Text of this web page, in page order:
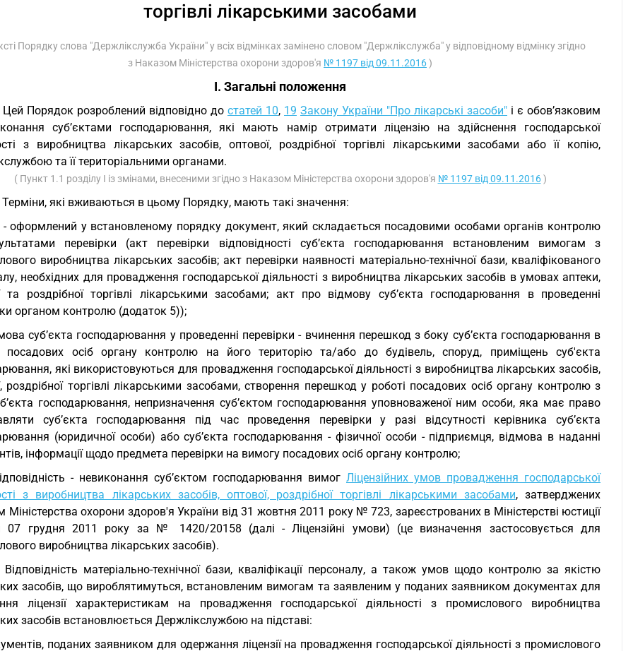
торгівлі лікарськими засобами
Порядку слова "Держлікслужба України" у всіх відмінках замінено словом "Держлікслужба" у відповідному відмінку згідно
з Наказом Міністерства охорони здоров'я № 1197 від 09.11.2016)
І. Загальні положення
Цей Порядок розроблений відповідно до статей 10, 19 Закону України "Про лікарські засоби" і є обов’язковим
суб’єктами господарювання, які мають намір отримати ліцензію на здійснення господарської
з виробництва лікарських засобів, оптової, роздрібної торгівлі лікарськими засобами або її копію,
та її територіальними органами.
( Пункт 1.1 розділу I із змінами, внесеними згідно з Наказом Міністерства охорони здоров'я № 1197 від 09.11.2016)
Терміни, які вживаються в цьому Порядку, мають такі значення:
- оформлений у встановленому порядку документ, який складається посадовими особами органів контролю
перевірки (акт перевірки відповідності суб’єкта господарювання встановленим вимогам з
виробництва лікарських засобів; акт перевірки наявності матеріально-технічної бази, кваліфікованого
необхідних для провадження господарської діяльності з виробництва лікарських засобів в умовах аптеки,
та роздрібної торгівлі лікарськими засобами; акт про відмову суб’єкта господарювання в проведенні
органом контролю (додаток 5));
суб’єкта господарювання у проведенні перевірки - вчинення перешкод з боку суб’єкта господарювання в
посадових осіб органу контролю на його територію та/або до будівель, споруд, приміщень суб'єкта
які використовуються для провадження господарської діяльності з виробництва лікарських засобів,
роздрібної торгівлі лікарськими засобами, створення перешкод у роботі посадових осіб органу контролю з
господарювання, непризначення суб’єктом господарювання уповноваженої ним особи, яка має право
суб’єкта господарювання під час проведення перевірки у разі відсутності керівника суб’єкта
(юридичної особи) або суб’єкта господарювання - фізичної особи - підприємця, відмова в наданні
інформації щодо предмета перевірки на вимогу посадових осіб органу контролю;
- невиконання суб’єктом господарювання вимог Ліцензійних умов провадження господарської
з виробництва лікарських засобів, оптової, роздрібної торгівлі лікарськими засобами, затверджених
Міністерства охорони здоров'я України від 31 жовтня 2011 року № 723, зареєстрованих в Міністерстві юстиції
07 грудня 2011 року за № 1420/20158 (далі - Ліцензійні умови) (це визначення застосовується для
виробництва лікарських засобів).
Відповідність матеріально-технічної бази, кваліфікації персоналу, а також умов щодо контролю за якістю
засобів, що вироблятимуться, встановленим вимогам та заявленим у поданих заявником документах для
ліцензії характеристикам на провадження господарської діяльності з промислового виробництва
засобів встановлюється Держлікслужбою на підставі:
поданих заявником для одержання ліцензії на провадження господарської діяльності з промислового